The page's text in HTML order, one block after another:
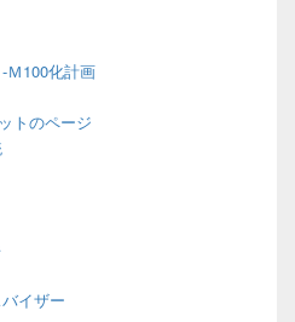
Ｍ100化計画
トのページ
イザー